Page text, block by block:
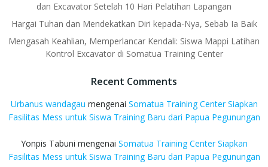
dan Excavator Setelah 10 Hari Pelatihan Lapangan
Hargai Tuhan dan Mendekatkan Diri kepada-Nya, Sebab Ia Baik
Mengasah Keahlian, Memperlancar Kendali: Siswa Mappi Latihan
Kontrol Excavator di Somatua Training Center
Recent Comments
Urbanus wandagau mengenai Somatua Training Center Siapkan
Fasilitas Mess untuk Siswa Training Baru dari Papua Pegunungan
Yonpis Tabuni mengenai Somatua Training Center Siapkan
Fasilitas Mess untuk Siswa Training Baru dari Papua Pegunungan